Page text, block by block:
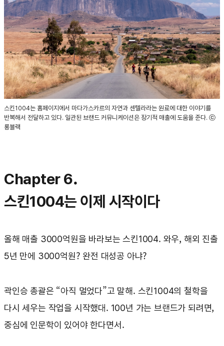
스킨1004는 홈페이지에서 마다가스카르의 자연과 센텔라라는 원료에 대한 이야기를
반복해서 전달하고 있다. 일관된 브랜드 커뮤니케이션은 장기적 매출에 도움을 준다. ⓒ
롱블랙
Chapter 6.
스킨1004는 이제 시작이다
올해 매출 3000억원을 바라보는 스킨1004. 와우, 해외 진출
5년 만에 3000억원? 완전 대성공 아냐?
곽인승 총괄은 “아직 멀었다”고 말해. 스킨1004의 철학을
다시 세우는 작업을 시작했대. 100년 가는 브랜드가 되려면,
중심에 인문학이 있어야 한다면서.